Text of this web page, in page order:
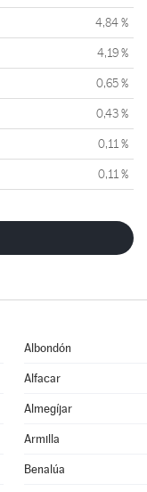
4,84 %
4,19 %
0,65 %
0,43 %
0,11 %
0,11 %
Albondón
Alfacar
Almegíjar
Armilla
Benalúa